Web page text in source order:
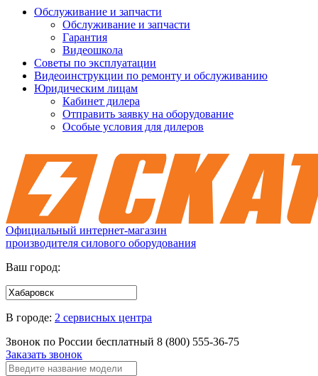
Обслуживание и запчасти
Обслуживание и запчасти
Гарантия
Видеошкола
Советы по эксплуатации
Видеоинструкции по ремонту и обслуживанию
Юридическим лицам
Кабинет дилера
Отправить заявку на оборудование
Особые условия для дилеров
Официальный интернет-магазин
производителя силового оборудования
Ваш город:
В городе: 2 сервисных центра
Звонок по России бесплатный 8 (800) 555-36-75
Заказать звонок